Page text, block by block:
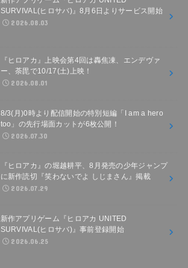
SURVIVAL(ヒロサバ)』8月6日よりサービス開始
2026.08.03
『ヒロアカ』上映会第4回は轟焦凍、エンデヴァ
ー、荼毘で10/17(土)上映！
2026.08.01
8/3(月)0時より配信開始の特別短編「I am a hero
too」の先行場面カットが6枚公開！
2026.07.30
『ヒロアカ』の堀越耕平、8月発売の少年ジャンプ
に新作読切『笑わないでよ しじまさん』掲載
2026.07.29
新作アプリゲーム『ヒロアカ UNITED
SURVIVAL(ヒロサバ)』事前登録開始
2026.06.25